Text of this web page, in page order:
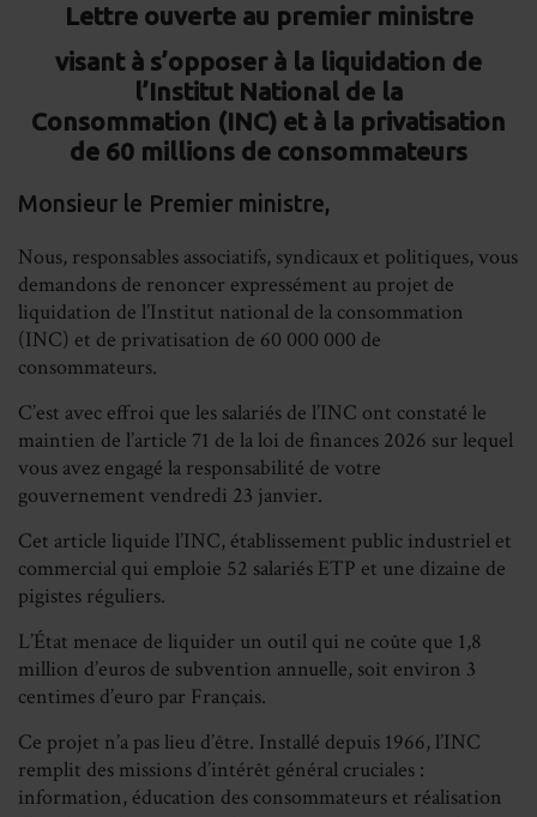
Lettre ouverte au premier ministre
visant à s’opposer à la liquidation de
l’Institut National de la
Consommation (INC) et à la privatisation
de 60 millions de consommateurs
Monsieur le Premier ministre,
Nous, responsables associatifs, syndicaux et politiques, vous
demandons de renoncer expressément au projet de
liquidation de l’Institut national de la consommation
(INC) et de privatisation de 60 000 000 de
consommateurs.
C’est avec effroi que les salariés de l’INC ont constaté le
maintien de l’article 71 de la loi de finances 2026 sur lequel
vous avez engagé la responsabilité de votre
gouvernement vendredi 23 janvier.
Cet article liquide l’INC, établissement public industriel et
commercial qui emploie 52 salariés ETP et une dizaine de
pigistes réguliers.
L’État menace de liquider un outil qui ne coûte que 1,8
million d’euros de subvention annuelle, soit environ 3
centimes d’euro par Français.
Ce projet n’a pas lieu d’être. Installé depuis 1966, l’INC
remplit des missions d’intérêt général cruciales :
information, éducation des consommateurs et réalisation